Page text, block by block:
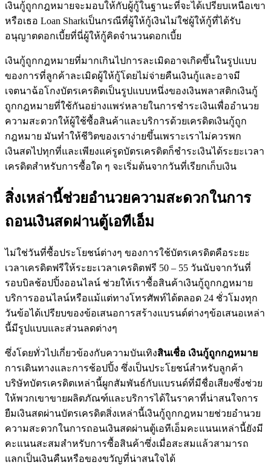
เงินกู้ถูกกฎหมายจะมอบให้กับผู้กู้ในฐานะที่จะได้เปรียบเหนือเขา
หรือเธอ Loan Sharkเป็นกรณีที่ผู้ให้กู้เงินไม่ใช่ผู้ให้กู้ที่ได้รับ
อนุญาตดอกเบี้ยที่นี่ผู้ให้กู้คิดจำนวนดอกเบี้ย
เงินกู้ถูกกฎหมายที่มากเกินไปการละเมิดอาจเกิดขึ้นในรูปแบบ
ของการที่ลูกค้าละเมิดผู้ให้กู้โดยไม่จ่ายคืนเงินกู้และอาจมี
เจตนาฉ้อโกงบัตรเครดิตเป็นรูปแบบหนึ่งของเงินพลาสติกเงินกู้
ถูกกฎหมายที่ใช้กันอย่างแพร่หลายในการชำระเงินเพื่ออำนวย
ความสะดวกให้ผู้ใช้ซื้อสินค้าและบริการด้วยเครดิตเงินกู้ถูก
กฎหมาย มันทำให้ชีวิตของเราง่ายขึ้นเพราะเราไม่ควรพก
เงินสดไปทุกที่และเพียงแค่รูดบัตรเครดิตก็ชำระเงินได้ระยะเวลา
เครดิตสำหรับการซื้อใด ๆ จะเริ่มต้นจากวันที่เรียกเก็บเงิน
สิ่งเหล่านี้ช่วยอำนวยความสะดวกในการ
ถอนเงินสดผ่านตู้เอทีเอ็ม
ไม่ใช่วันที่ซื้อประโยชน์ต่างๆ ของการใช้บัตรเครดิตคือระยะ
เวลาเครดิตฟรีให้ระยะเวลาเครดิตฟรี 50 – 55 วันนับจากวันที่
รอบบิลช้อปปิ้งออนไลน์ ช่วยให้เราซื้อสินค้าเงินกู้ถูกกฎหมาย
บริการออนไลน์หรือแม้แต่ทางโทรศัพท์ได้ตลอด 24 ชั่วโมงทุก
วันข้อได้เปรียบของข้อเสนอการสร้างแบรนด์ต่างๆข้อเสนอเหล่า
นี้มีรูปแบบและส่วนลดต่างๆ
ซึ่งโดยทั่วไปเกี่ยวข้องกับความบันเทิงสินเชื่อ เงินกู้ถูกกฎหมาย
การเดินทางและการช้อปปิ้ง ซึ่งเป็นประโยชน์สำหรับลูกค้า
บริษัทบัตรเครดิตเหล่านี้ผูกสัมพันธ์กับแบรนด์ที่มีชื่อเสียงซึ่งช่วย
ให้พวกเขาขายผลิตภัณฑ์และบริการได้ในราคาที่น่าสนใจการ
ยืมเงินสดผ่านบัตรเครดิตสิ่งเหล่านี้เงินกู้ถูกกฎหมายช่วยอำนวย
ความสะดวกในการถอนเงินสดผ่านตู้เอทีเอ็มคะแนนเหล่านี้ยังมี
คะแนนสะสมสำหรับการซื้อสินค้าซึ่งเมื่อสะสมแล้วสามารถ
แลกเป็นเงินคืนหรือของขวัญที่น่าสนใจได้